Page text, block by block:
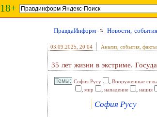
18+
ПравдаИнформ ≈ Новости, события
03.09.2025 , 20:04 Анализ, события, факты
35 лет жизни в экстриме.
София Русу , Вооруженные силы
, мир , нападение , нация
София Русу